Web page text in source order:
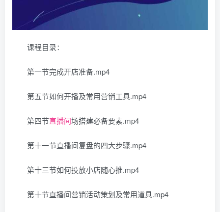
课程目录：
第一节完成开店准备.mp4
第五节如何开播及常用营销工具.mp4
第四节直播间场搭建必备要素.mp4
第十一节直播间复盘的四大步骤.mp4
第十三节如何投放小店随心推.mp4
第十节直播间营销活动策划及常用道具.mp4